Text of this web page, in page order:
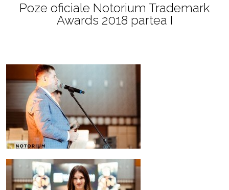
Poze oficiale Notorium Trademark
Awards 2018 partea I